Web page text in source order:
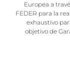
Europea a
FEDER para la
exhaustivo
objetivo de